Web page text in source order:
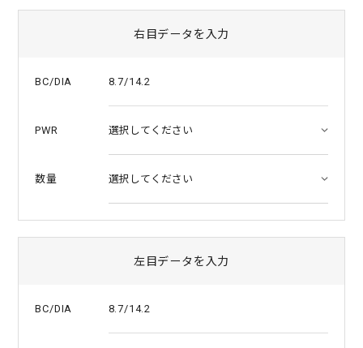
右目データを入力
BC/DIA 8.7/14.2
PWR
数量
左目データを入力
BC/DIA 8.7/14.2